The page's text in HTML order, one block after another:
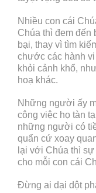
Nhiều con cái
Chúa thì đem đến
bại, thay vì tìm
chước các hành vi
khỏi cảnh khổ,
hoạ khác.
Những người ấy
công việc họ tàn
những người có
quẩn cứ xoay
lại với Chúa thì
cho mỗi con cái
Đừng ai dại dột